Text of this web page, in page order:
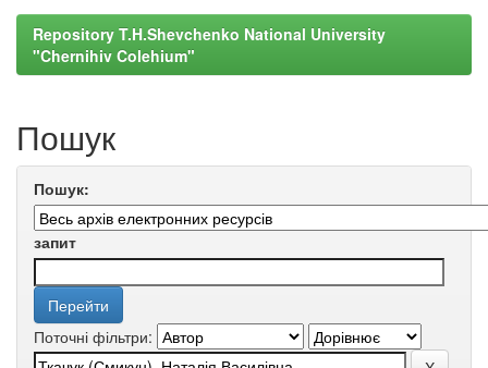
Repository T.H.Shevchenko National University
"Chernihiv Colehium"
Пошук
Пошук:
запит
Поточні фільтри: